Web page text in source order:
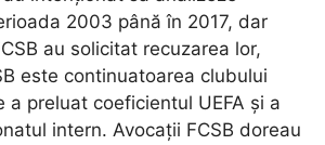
2003 până în 2017, dar
au solicitat recuzarea lor,
este continuatoarea clubului
a preluat coeficientul UEFA și a
intern. Avocații FCSB doreau